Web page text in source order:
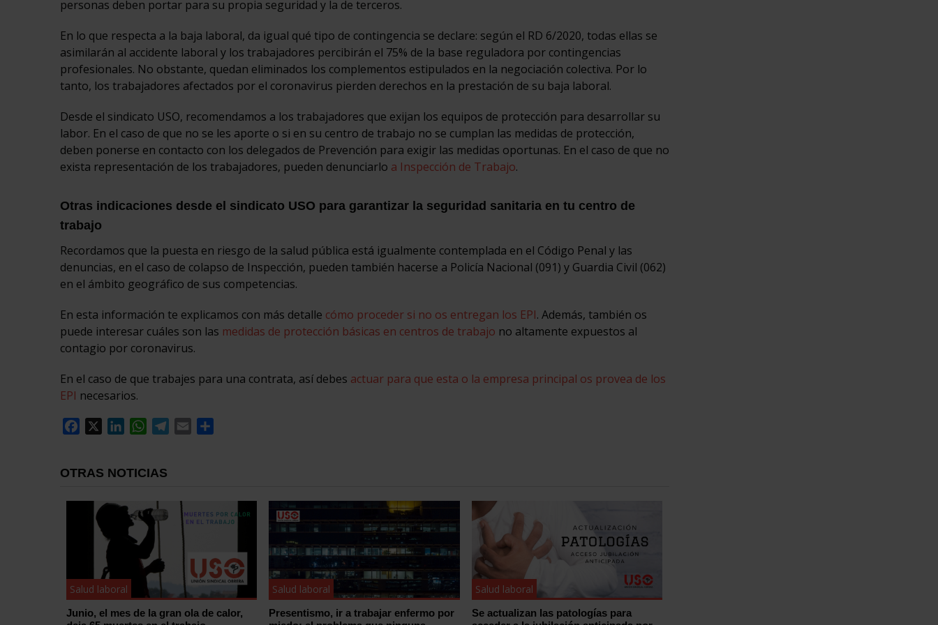
personas deben portar para su propia seguridad y la de terceros.
En lo que respecta a la baja laboral, da igual qué tipo de contingencia se declare: según el RD 6/2020, todas ellas se
asimilarán al accidente laboral y los trabajadores percibirán el 75% de la base reguladora por contingencias
profesionales. No obstante, quedan eliminados los complementos estipulados en la negociación colectiva. Por lo
tanto, los trabajadores afectados por el coronavirus pierden derechos en la prestación de su baja laboral.
Desde el sindicato USO, recomendamos a los trabajadores que exijan los equipos de protección para desarrollar su
labor. En el caso de que no se les aporte o si en su centro de trabajo no se cumplan las medidas de protección,
deben ponerse en contacto con los delegados de Prevención para exigir las medidas oportunas. En el caso de que no
exista representación de los trabajadores, pueden denunciarlo a Inspección de Trabajo.
Otras indicaciones desde el sindicato USO para garantizar la seguridad sanitaria en tu centro de
trabajo
Recordamos que la puesta en riesgo de la salud pública está igualmente contemplada en el Código Penal y las
denuncias, en el caso de colapso de Inspección, pueden también hacerse a Policía Nacional (091) y Guardia Civil (062)
en el ámbito geográfico de sus competencias.
En esta información te explicamos con más detalle cómo proceder si no os entregan los EPI. Además, también os
puede interesar cuáles son las medidas de protección básicas en centros de trabajo no altamente expuestos al
contagio por coronavirus.
En el caso de que trabajes para una contrata, así debes actuar para que esta o la empresa principal os provea de los
EPI necesarios.
Facebook
LinkedInWhatsApp
Telegram
Email
OTRAS NOTICIAS
Salud laboral
Junio, el mes de la gran ola de calor,
Salud laboral
Presentismo, ir a trabajar enfermo por
Salud laboral
Se actualizan las patologías para